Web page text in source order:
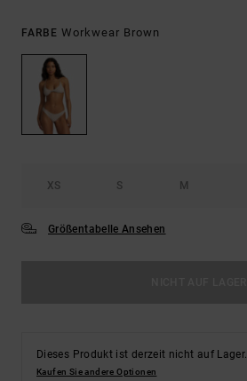
FARBE Workwear Brown
XS S M
Größentabelle Ansehen
Dieses Produkt ist derzeit nicht auf Lager.
Kaufen Sie andere Optionen